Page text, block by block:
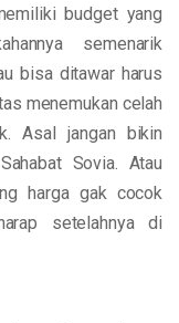
budget yang
semenarik
bisa ditawar harus
menemukan celah
Asal jangan bikin
Sovia. Atau
harga gak cocok
setelahnya di